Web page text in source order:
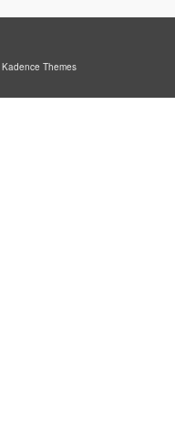
Kadence Themes